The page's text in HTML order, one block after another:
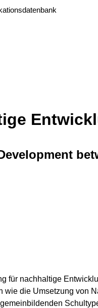
für nachhaltige
wie die Umsetzung